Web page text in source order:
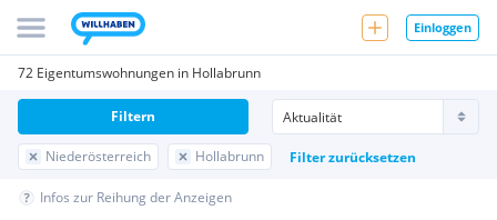
Einloggen
72 Eigentumswohnungen in Hollabrunn
Niederösterreich Hollabrunn Filter zurücksetzen
Filtern
Infos zur Reihung der Anzeigen